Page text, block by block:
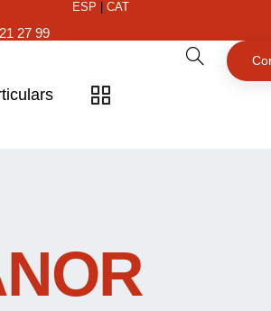
27 99
ESP CAT